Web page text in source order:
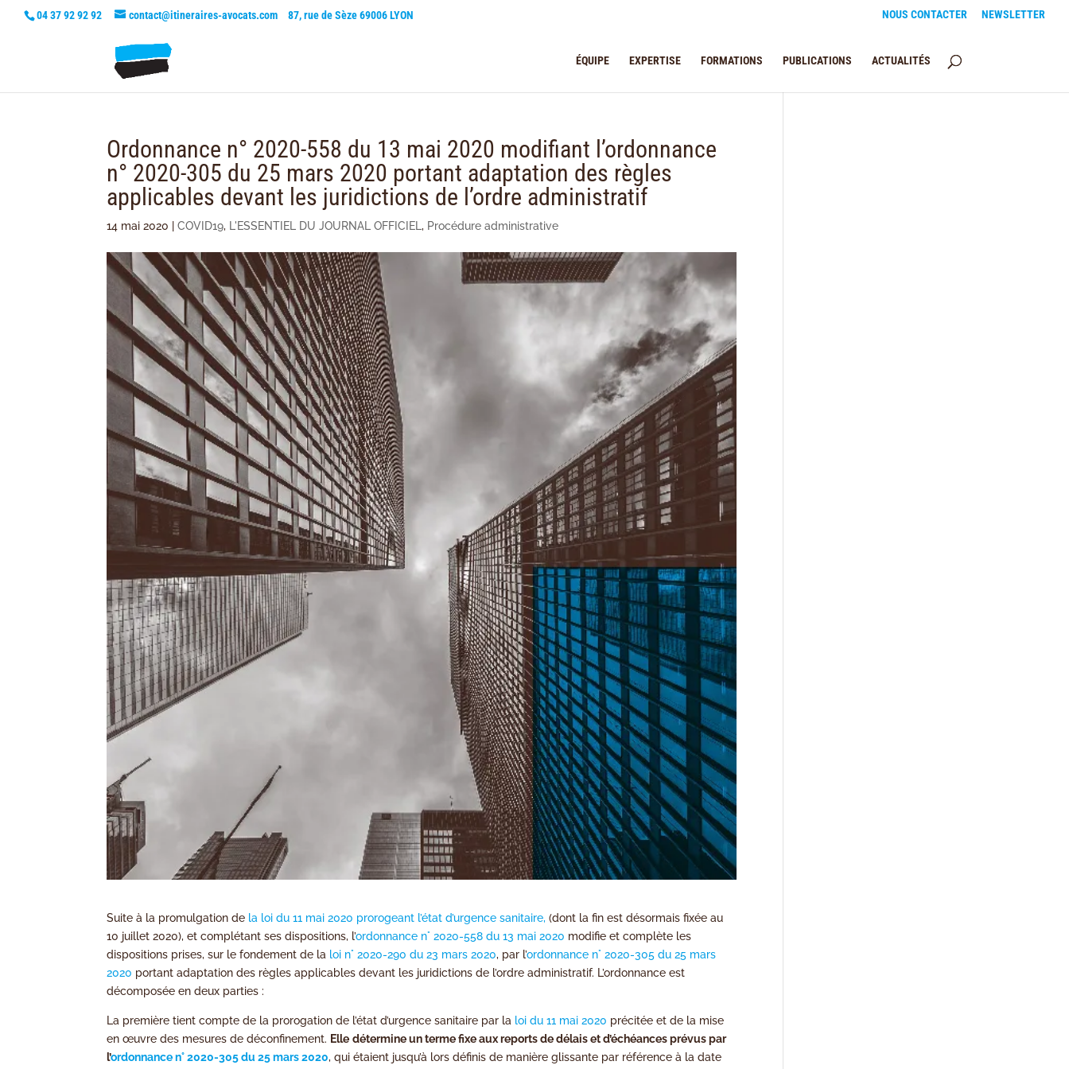
04 37 92 92 92 contact@itineraires-avocats.com 87, rue de Sèze 69006 LYON NOUS CONTACTER NEWSLETTER
ÉQUIPE EXPERTISE FORMATIONS PUBLICATIONS ACTUALITÉS
Ordonnance n° 2020-558 du 13 mai 2020 modifiant l’ordonnance
n° 2020-305 du 25 mars 2020 portant adaptation des règles
applicables devant les juridictions de l’ordre administratif
14 mai 2020 |COVID19, L'ESSENTIEL DU JOURNAL OFFICIEL, Procédure administrative
Suite à la promulgation de la loi du 11 mai 2020 prorogeant l’état d’urgence sanitaire, (dont la fin est désormais fixée au
10 juillet 2020), et complétant ses dispositions, l’ordonnance n° 2020-558 du 13 mai 2020 modifie et complète les
dispositions prises, sur le fondement de la loi n° 2020-290 du 23 mars 2020, par l’ordonnance n° 2020-305 du 25 mars
2020 portant adaptation des règles applicables devant les juridictions de l’ordre administratif. L’ordonnance est
décomposée en deux parties :
La première tient compte de la prorogation de l’état d’urgence sanitaire par la loi du 11 mai 2020 précitée et de la mise
en œuvre des mesures de déconfinement. Elle détermine un terme fixe aux reports de délais et d’échéances prévus par
l’ordonnance n° 2020-305 du 25 mars 2020, qui étaient jusqu’à lors définis de manière glissante par référence à la date